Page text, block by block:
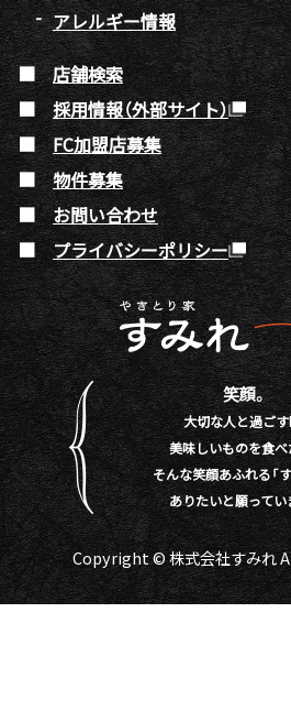
アレルギー情報
店舗検索
採用情報（外部サイト）
FC加盟店募集
物件募集
お問い合わせ
プライバシーポリシー
笑顔。
大切な人と過ごす
美味しいものを食べ
そんな笑顔あふれる「
ありたいと願ってい
Copyright © 株式会社すみれ